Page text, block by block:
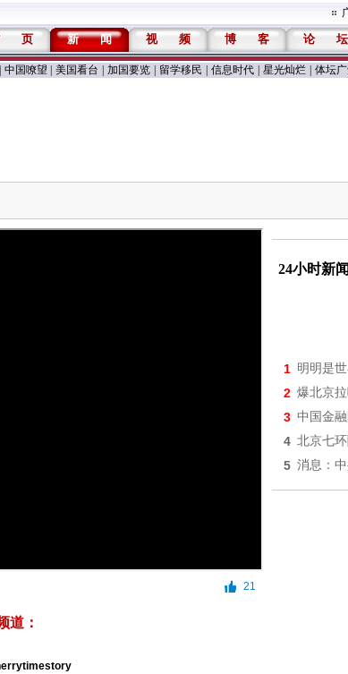
页 新 闻 视 频 博 客 论 坛
中国嘹望 美国看台 加国要览 留学移民 信息时代 星光灿烂 体坛广
21
道：
24小时新
1 明明是
2 爆北京
3 中国金
4 北京七
5 消息：